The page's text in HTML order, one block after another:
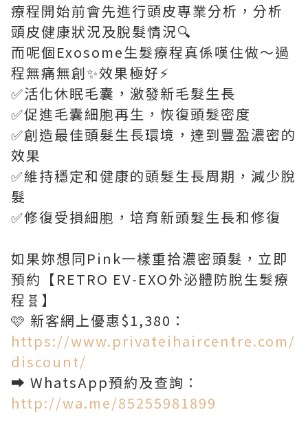
療程開始前會先進行頭皮專業分析，分析
頭皮健康狀況及脫髮情況🔍
而呢個Exosome生髮療程真係嘆住做～過
程無痛無創✨效果極好⚡
✅活化休眠毛囊，激發新毛髮生長
✅促進毛囊細胞再生，恢復頭髮密度
✅創造最佳頭髮生長環境，達到豐盈濃密的
效果
✅維持穩定和健康的頭髮生長周期，減少脫
髮
✅修復受損細胞，培育新頭髮生長和修復
如果妳想同Pink一樣重拾濃密頭髮，立即
預約【RETRO EV-EXO外泌體防脫生髮療
程🧬】
🩷 新客網上優惠$1,380：
https://www.privateihaircentre.com/
discount/
➡️ WhatsApp預約及查詢：
http://wa.me/85255981899